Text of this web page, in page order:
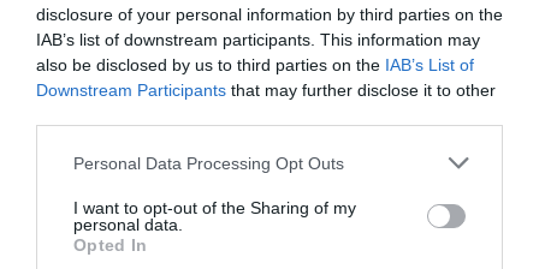
disclosure of your personal information by third parties on the
IAB’s list of downstream participants. This information may
also be disclosed by us to third parties on the IAB’s List of
Downstream Participants that may further disclose it to other
Please note that this website/app uses one or more Google
not limited to your visit or usage behaviour. You may click to
grant or deny consent to Google and its third-party tags to
use your data for below specified purposes in below Google
Personal Data Processing Opt Outs
I want to opt-out of the Sharing of my
personal data.
Opted In
ΟΙΚΟΝΟΜΙΑ
Οι όροι και οι προϋποθέσεις ένταξης στα